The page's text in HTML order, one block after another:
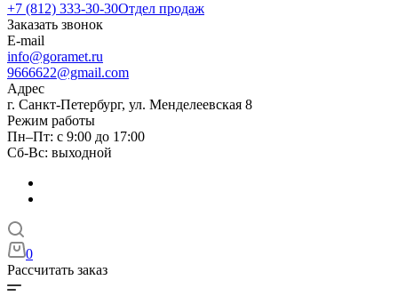
+7 (812) 333-30-30Отдел продаж
Заказать звонок
E-mail
info@goramet.ru
9666622@gmail.com
Адрес
г. Санкт-Петербург, ул. Менделеевская 8
Режим работы
Пн–Пт: с 9:00 до 17:00
Сб-Вс: выходной
0
Рассчитать заказ